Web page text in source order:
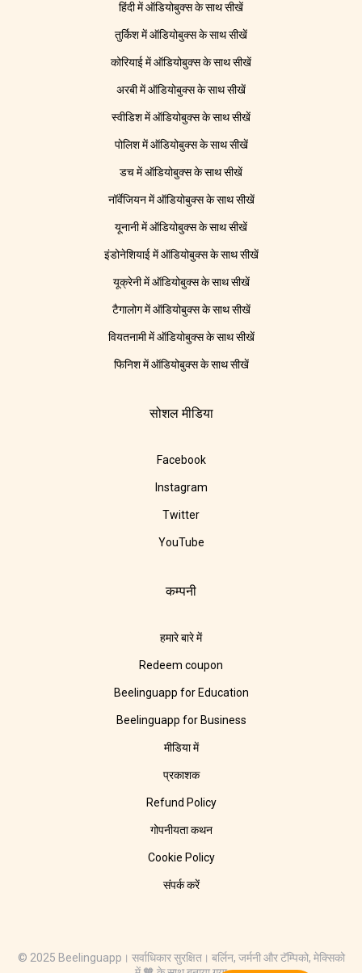
हिंदी में ऑडियोबुक्स के साथ सीखें
तुर्किश में ऑडियोबुक्स के साथ सीखें
कोरियाई में ऑडियोबुक्स के साथ सीखें
अरबी में ऑडियोबुक्स के साथ सीखें
स्वीडिश में ऑडियोबुक्स के साथ सीखें
पोलिश में ऑडियोबुक्स के साथ सीखें
डच में ऑडियोबुक्स के साथ सीखें
नॉर्वेजियन में ऑडियोबुक्स के साथ सीखें
यूनानी में ऑडियोबुक्स के साथ सीखें
इंडोनेशियाई में ऑडियोबुक्स के साथ सीखें
यूक्रेनी में ऑडियोबुक्स के साथ सीखें
टैगालोग में ऑडियोबुक्स के साथ सीखें
वियतनामी में ऑडियोबुक्स के साथ सीखें
फिनिश में ऑडियोबुक्स के साथ सीखें
सोशल मीडिया
Facebook
Instagram
Twitter
YouTube
कम्पनी
हमारे बारे में
Redeem coupon
Beelinguapp for Education
Beelinguapp for Business
मीडिया में
प्रकाशक
Refund Policy
गोपनीयता कथन
Cookie Policy
संपर्क करें
© 2025 Beelinguapp। सर्वाधिकार सुरक्षित। बर्लिन, जर्मनी और टॅम्पिको, मेक्सिको